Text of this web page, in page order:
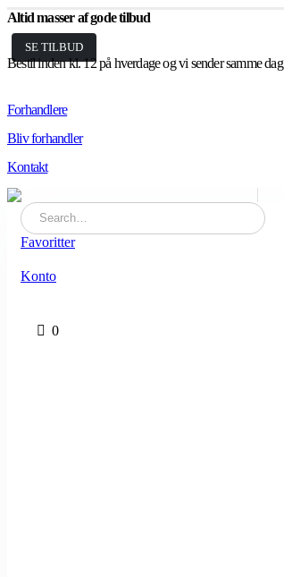
Altid masser af gode tilbud
SE TILBUD
Bestil inden kl. 12 på hverdage og vi sender samme dag
Forhandlere
Bliv forhandler
Kontakt
Favoritter
Konto
0